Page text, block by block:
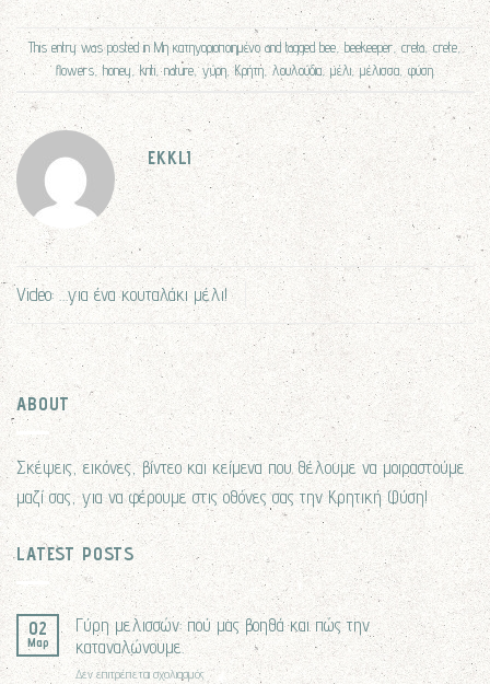
This entry was posted inΜη κατηγοριοποιημένο and taggedbee, beekeeper,creta,crete,
flowers,honey,kriti,nature,γύρη,Κρήτη,λουλούδια, μέλι,μέλισσα, φύση.
EKKLI
Video: …για ένα κουταλάκι μέλι!
ABOUT
Σκέψεις, εικόνες, βίντεο και κείμενα που θέλουμε να μοιραστούμε
μαζί σας, για να φέρουμε στις οθόνες σας την Κρητική Φύση!
LATEST POSTS
02
Μαρ
Γύρη μελισσών: πού μας βοηθά και πώς την
καταναλώνουμε.
Δεν επιτρέπεται σχολιασμόςστο